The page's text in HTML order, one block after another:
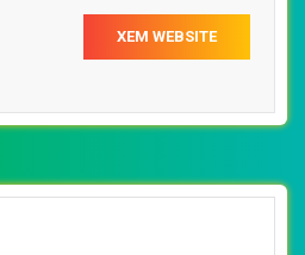
XEM WEBSITE